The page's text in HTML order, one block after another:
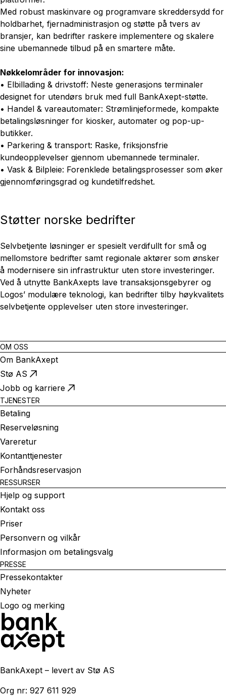
Med robust maskinvare og programvare skreddersydd for
holdbarhet, fjernadministrasjon og støtte på tvers av
bransjer, kan bedrifter raskere implementere og skalere
sine ubemannede tilbud på en smartere måte.
Nøkkelområder for innovasjon:
• Elbillading & drivstoff: Neste generasjons terminaler
designet for utendørs bruk med full BankAxept-støtte.
• Handel & vareautomater: Strømlinjeformede, kompakte
betalingsløsninger for kiosker, automater og pop-up-
butikker.
• Parkering & transport: Raske, friksjonsfrie
kundeopplevelser gjennom ubemannede terminaler.
• Vask & Bilpleie: Forenklede betalingsprosesser som øker
gjennomføringsgrad og kundetilfredshet.
Støtter norske bedrifter
Selvbetjente løsninger er spesielt verdifullt for små og
mellomstore bedrifter samt regionale aktører som ønsker
å modernisere sin infrastruktur uten store investeringer.
Ved å utnytte BankAxepts lave transaksjonsgebyrer og
Logos’ modulære teknologi, kan bedrifter tilby høykvalitets
selvbetjente opplevelser uten store investeringer.
OM OSS
Om BankAxept
Stø AS
Jobb og karriere
TJENESTER
Betaling
Reserveløsning
Vareretur
Kontanttjenester
Forhåndsreservasjon
RESSURSER
Hjelp og support
Kontakt oss
Priser
Personvern og vilkår
Informasjon om betalingsvalg
PRESSE
Pressekontakter
Nyheter
Logo og merking
BankAxept – levert av Stø AS
Org nr: 927 611 929